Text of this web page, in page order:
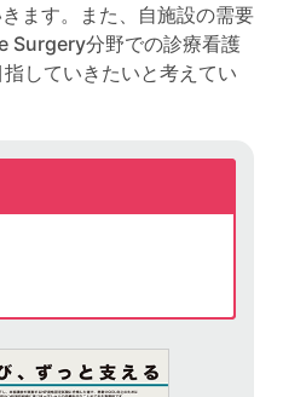
ます。また、自施設の需要
Surgery分野での診療看護
していきたいと考えてい